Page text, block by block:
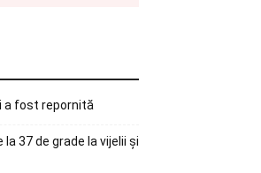
a fost repornită
37 de grade la vijelii și